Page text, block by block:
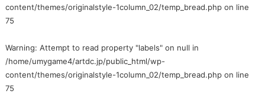
content/themes/originalstyle-1column_02/temp_bread.phpon line
75
Warning: Attempt to read property "labels" on null in
/home/umygame4/artdc.jp/public_html/wp-
content/themes/originalstyle-1column_02/temp_bread.phpon line
75